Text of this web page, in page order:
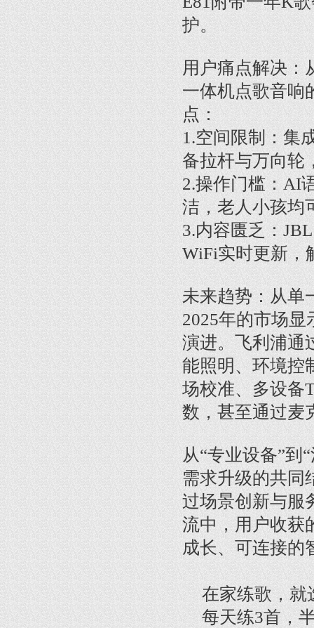
护。
用户痛点解决：
一体机点歌音响
点：
1.空间限制：集
备拉杆与万向轮
2.操作门槛：AI
洁，老人小孩均
3.内容匮乏：
WiFi实时更新，
未来趋势：从单
2025年的市场显
演进。飞利浦通
能照明、环境控
场校准、多设备
数，甚至通过麦
从“专业设备”到
需求升级的共同
过场景创新与服
流中，用户收获
成长、可连接的
在家练歌，就
每天练3首，